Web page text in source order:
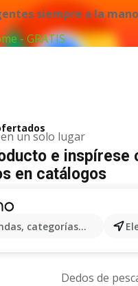
siempre a la mano
- GRATIS
un solo lugar
categorías,
e inspírese
en catálogos
Q R S U
Dedos de